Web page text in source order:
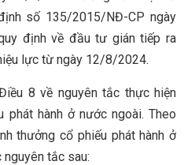
số 135/2015/NĐ-CP ngày
định về đầu tư gián tiếp ra
lực từ ngày 12/8/2024.
8 về nguyên tắc thực hiện
phát hành ở nước ngoài. Theo
thưởng cổ phiếu phát hành ở
tắc sau: